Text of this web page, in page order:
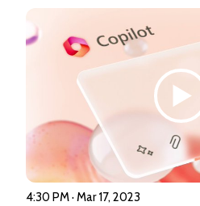
4:30 PM · Mar 17, 2023